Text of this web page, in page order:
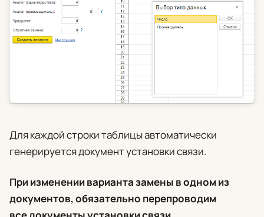
Для каждой строки таблицы автоматически
генерируется документ установки связи.
При изменении варианта замены в одном из
документов, обязательно перепроводим